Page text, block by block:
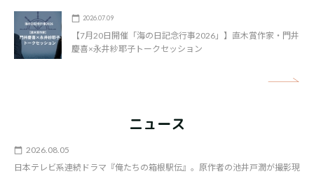
2026.07.09
【7月20日開催「海の日記念行事2026」】直木賞作家・門井
慶喜×永井紗耶子トークセッション
ニュース
2026.08.05
日本テレビ系連続ドラマ『俺たちの箱根駅伝』。原作者の池井戸潤が撮影現